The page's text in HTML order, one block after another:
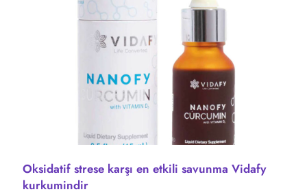
Oksidatif strese karşı en etkili savunma Vidafy
kurkumindir